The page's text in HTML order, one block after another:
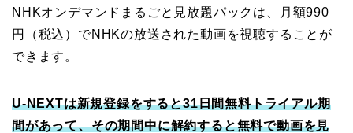
NHKオンデマンドまるごと見放題パックは、月額990
円（税込）でNHKの放送された動画を視聴することが
できます。
U-NEXTは新規登録をすると31日間無料トライアル期
間があって、その期間中に解約すると無料で動画を見